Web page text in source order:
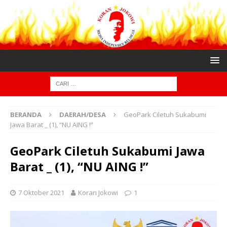
BERANDA DAERAH/DESA
GeoPark Ciletuh Sukabumi
Jawa Barat _ (1), “NU AING !”
GeoPark Ciletuh Sukabumi Jawa
Barat _ (1), “NU AING !”
7 Oktober 2021 Koran Jokowi 1